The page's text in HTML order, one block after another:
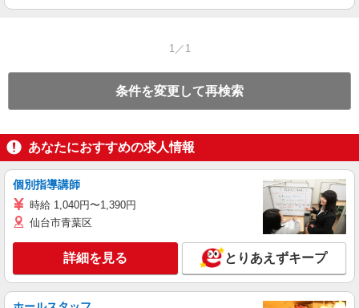
1／1
条件を変更して再検索
あなたにおすすめの求人情報
個別指導講師
時給 1,040円〜1,390円
仙台市青葉区
詳細を見る とりあえずキープ